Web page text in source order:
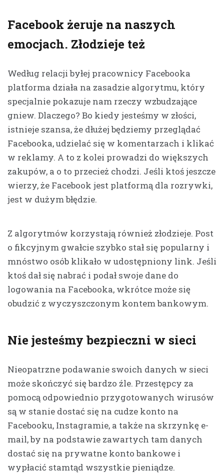
Facebook żeruje na naszych
emocjach. Złodzieje też
Według relacji byłej pracownicy Facebooka
platforma działa na zasadzie algorytmu, który
specjalnie pokazuje nam rzeczy wzbudzające
gniew. Dlaczego? Bo kiedy jesteśmy w złości,
istnieje szansa, że dłużej będziemy przeglądać
Facebooka, udzielać się w komentarzach i klikać
w reklamy. A to z kolei prowadzi do większych
zakupów, a o to przecież chodzi. Jeśli ktoś jeszcze
wierzy, że Facebook jest platformą dla rozrywki,
jest w dużym błędzie.
Z algorytmów korzystają również złodzieje. Post
o fikcyjnym gwałcie szybko stał się popularny i
mnóstwo osób klikało w udostępniony link. Jeśli
ktoś dał się nabrać i podał swoje dane do
logowania na Facebooka, wkrótce może się
obudzić z wyczyszczonym kontem bankowym.
Nie jesteśmy bezpieczni w sieci
Nieopatrzne podawanie swoich danych w sieci
może skończyć się bardzo źle. Przestępcy za
pomocą odpowiednio przygotowanych wirusów
są w stanie dostać się na cudze konto na
Facebooku, Instagramie, a także na skrzynkę e-
mail, by na podstawie zawartych tam danych
dostać się na prywatne konto bankowe i
wypłacić stamtąd wszystkie pieniądze.